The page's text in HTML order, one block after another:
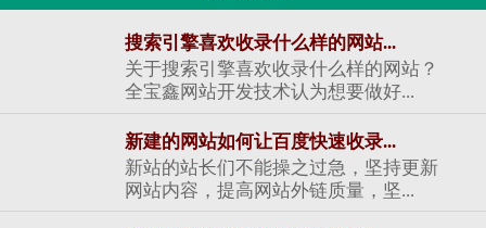
搜索引擎喜欢收录什么样的网站...
关于搜索引擎喜欢收录什么样的网站？
全宝鑫网站开发技术认为想要做好...
新建的网站如何让百度快速收录...
新站的站长们不能操之过急，坚持更新
网站内容，提高网站外链质量，坚...